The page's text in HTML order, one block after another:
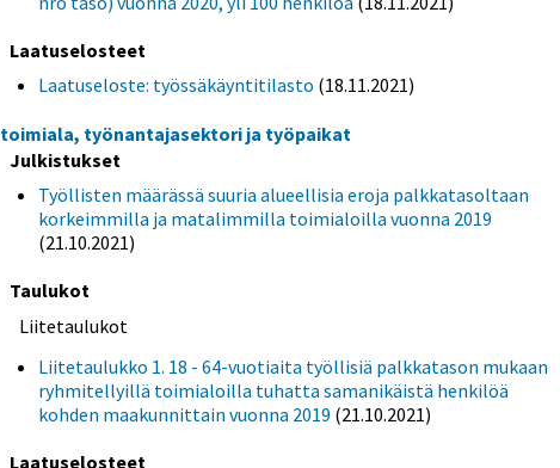
Laatuselosteet
Laatuseloste: työssäkäyntitilasto (18.11.2021)
toimiala, työnantajasektori ja työpaikat
Julkistukset
Työllisten määrässä suuria alueellisia eroja palkkatasoltaan
korkeimmilla ja matalimmilla toimialoilla vuonna 2019
(21.10.2021)
Taulukot
Liitetaulukot
Liitetaulukko 1. 18 - 64-vuotiaita työllisiä palkkatason mukaan
ryhmitellyillä toimialoilla tuhatta samanikäistä henkilöä
kohden maakunnittain vuonna 2019 (21.10.2021)
Laatuselosteet